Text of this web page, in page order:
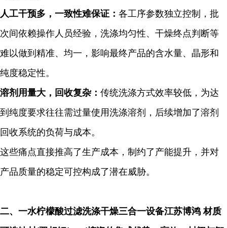
人工干预多，一致性难保证： 各工序参数独立控制，批
次间依赖操作人员经验，洗涤均匀性、干燥终点判断等
难以做到精准、均一，影响最终产品的含水量、晶形和
纯度稳定性。
溶剂用量大，回收复杂： 传统洗涤方式效率较低，为达
到纯度要求往往需过量使用洗涤溶剂，后续增加了溶剂
回收系统的负荷与成本。
这些痛点直接推高了生产成本，制约了产能提升，并对
产品质量的稳定可控构成了潜在威胁。
二、一水柠檬酸过滤洗涤干燥三合一设备江苏博鸿 材质